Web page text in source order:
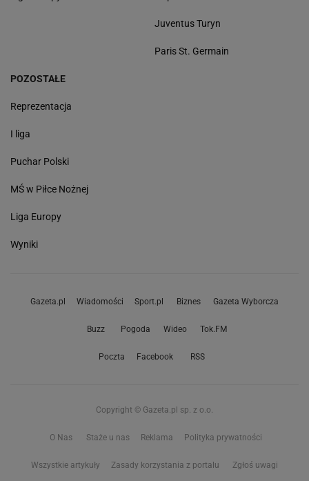
Juventus Turyn
Paris St. Germain
POZOSTAŁE
Reprezentacja
I liga
Puchar Polski
MŚ w Piłce Nożnej
Liga Europy
Wyniki
Gazeta.pl Wiadomości Sport.pl Biznes Gazeta Wyborcza
Buzz Pogoda Wideo Tok.FM
Poczta Facebook RSS
Copyright © Gazeta.pl sp. z o.o.
O Nas Staże u nas Reklama Polityka prywatności
Wszystkie artykuły Zasady korzystania z portalu Zgłoś uwagi